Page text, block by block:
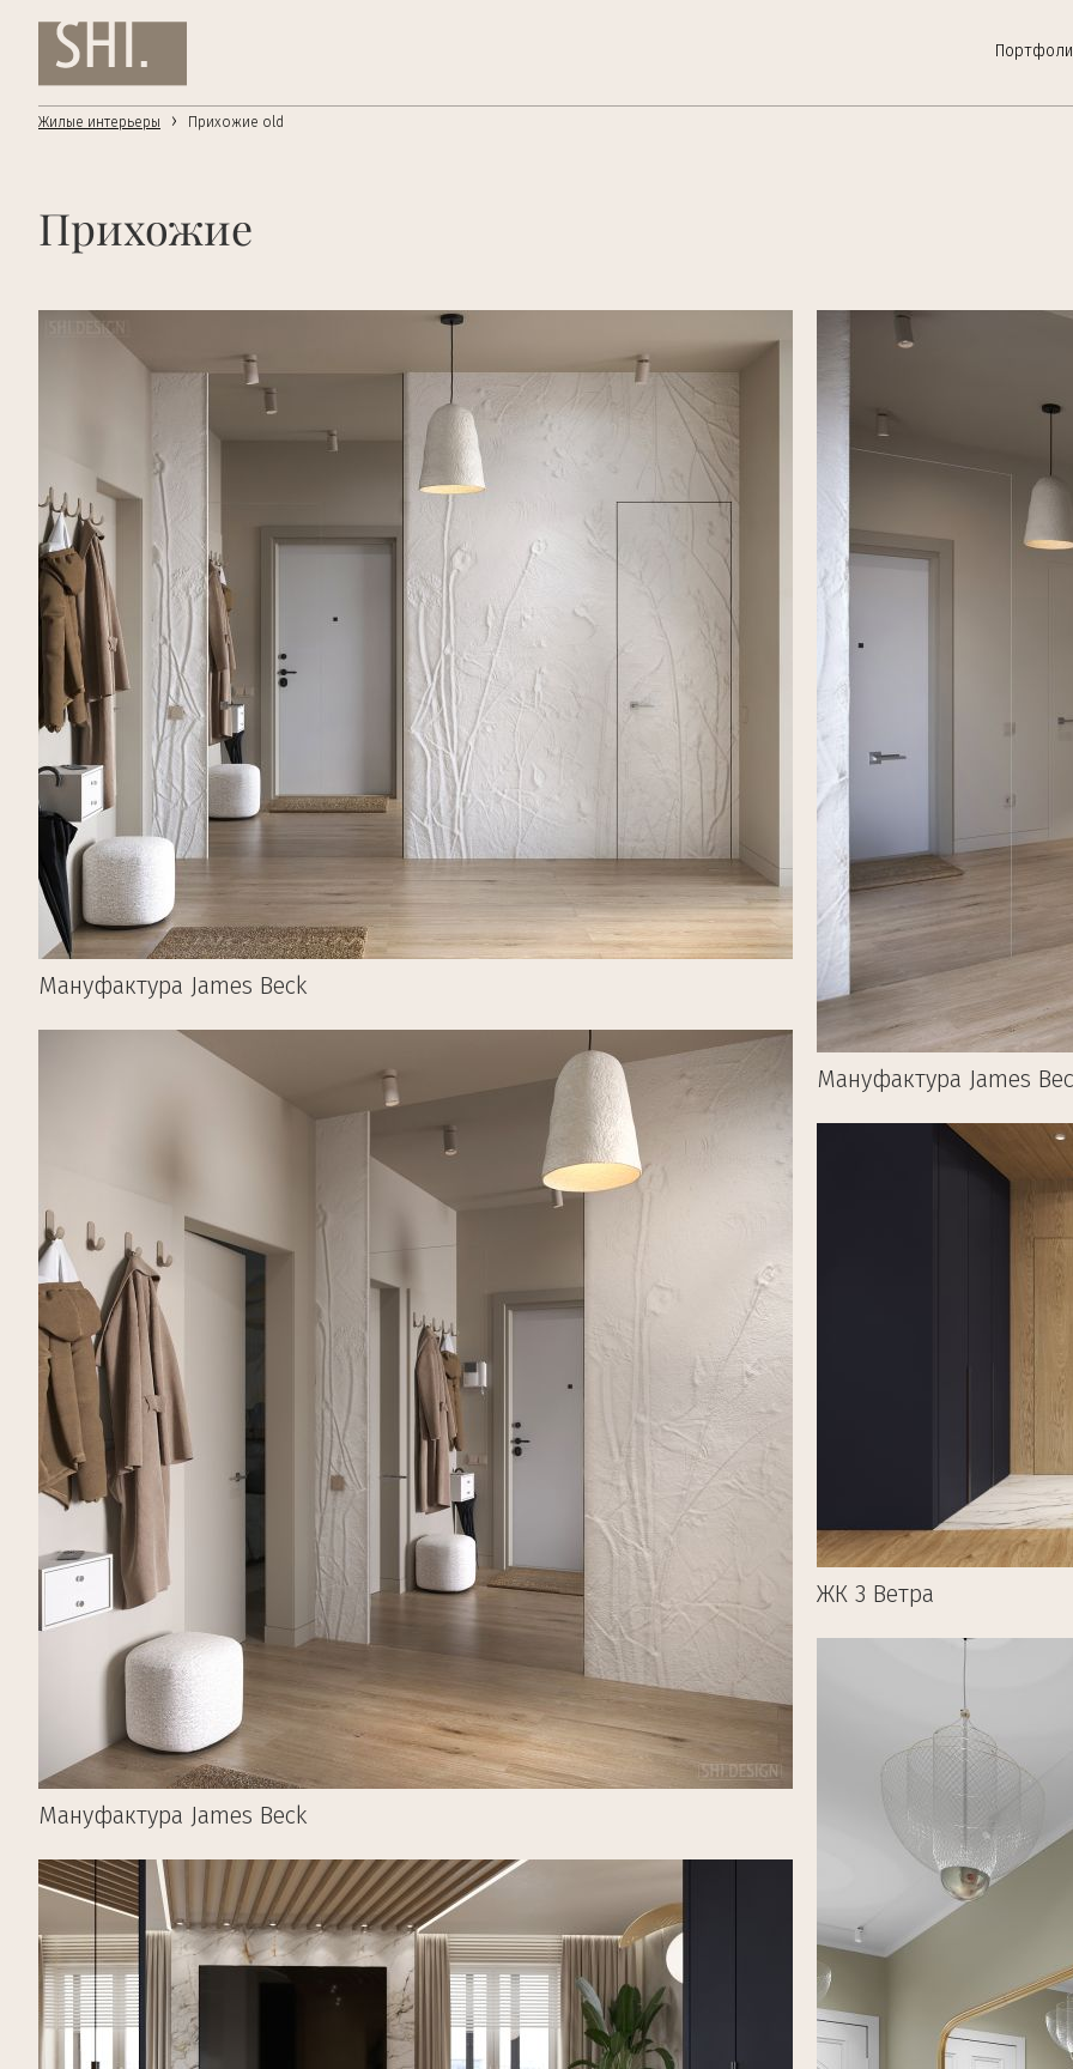
Жилые интерьеры › Прихожие old
Прихожие
Мануфактура James Beck
Мануфактура James Beck
Мануфактура James
ЖК 3 Ветра